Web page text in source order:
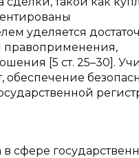
уделяется
правоприменения,
[5 ст. 25–30].
в сфере